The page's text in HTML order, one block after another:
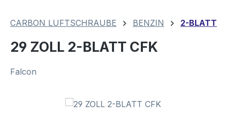
CARBON LUFTSCHRAUBE BENZIN 2-BLATT
29 ZOLL 2-BLATT CFK
Falcon
Bildergalerie überspringen